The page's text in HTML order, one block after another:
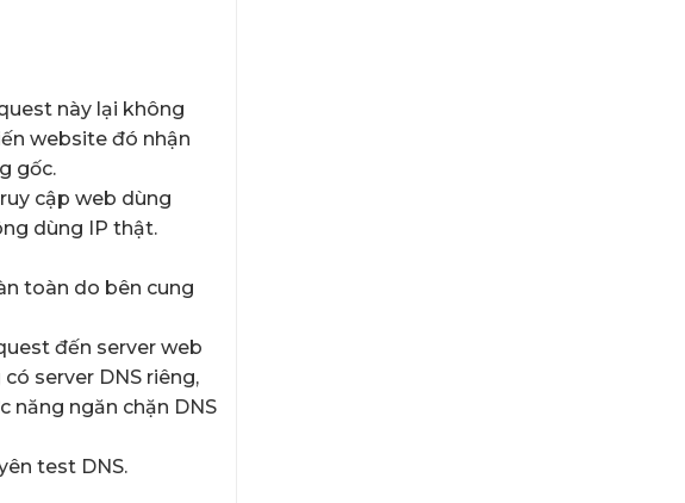
này lại không
website đó nhận
gốc.
cập web dùng
dùng IP thật.
toàn do bên cung
đến server web
server DNS riêng,
năng ngăn chặn DNS
test DNS.